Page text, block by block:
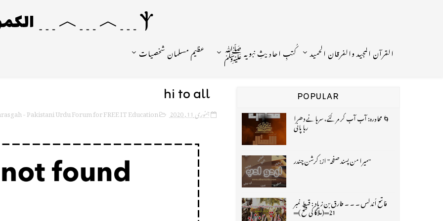
Ⲯ﹍︿﹍︿﹍ الکمونیا ﹍Ⲯ﹍Ⲯ﹍︿﹍☼
القرآن المجید والفرقان الحمید کُتبِ احادیثِ نبویہ ﷺ عظیم مسلمان شخصیات
hi to all
جنوری 11, 2020 - Pakistani Urdu Forum for FREE IT Education
POPULAR
🌀 محاورہ: آب آب کر مر گئے، سرہانے دھرا
رہا پانی
"میرا من پسند صفحہ" از: کرشن چندر
فاتح اُندلس ۔ ۔ ۔ طارق بن زیاد : قسط نمبر
21═(ملاگا کی فتح )═